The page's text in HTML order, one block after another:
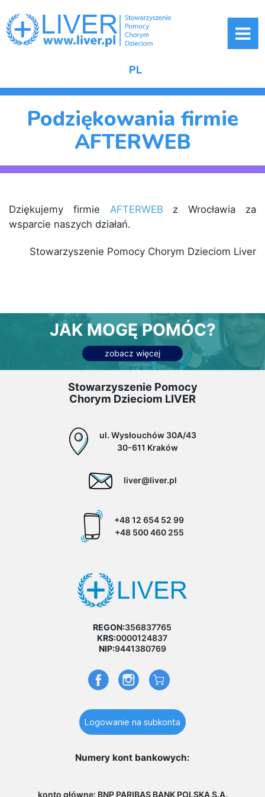
PL
Podziękowania firmie
AFTERWEB
Dziękujemy firmie AFTERWEB z Wrocławia za
wsparcie naszych działań.
Stowarzyszenie Pomocy Chorym Dzieciom Liver
JAK MOGĘ POMÓC?
zobacz więcej
Stowarzyszenie Pomocy
Chorym Dzieciom LIVER
ul. Wysłouchów 30A/43
30-611 Kraków
liver@liver.pl
+48 12 654 52 99
+48 500 460 255
REGON:356837765
KRS:0000124837
NIP:9441380769
Logowanie na subkonta
Numery kont bankowych:
konto główne: BNP PARIBAS BANK POLSKA S.A.